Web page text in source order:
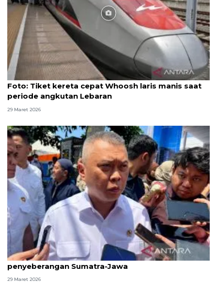
Foto
Foto: Tiket kereta cepat Whoosh laris manis saat
periode angkutan Lebaran
29 Maret 2026
Menhub pastikan kelancaran arus balik
penyeberangan Sumatra-Jawa
29 Maret 2026